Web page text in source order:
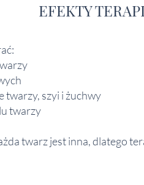
EFEKTY
twarzy, szyi i żuchwy
twarzy
twarz jest inna, dlatego